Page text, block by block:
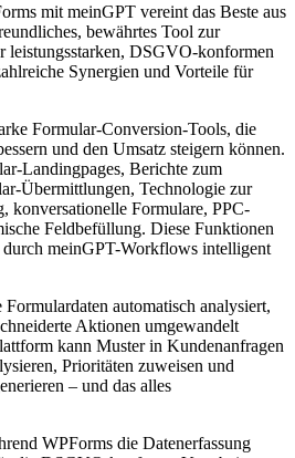
mit meinGPT vereint das Beste aus
bewährtes Tool zur
leistungsstarken, DSGVO-konformen
Synergien und Vorteile für
Formular-Conversion-Tools, die
und den Umsatz steigern können.
Landingpages, Berichte zum
Übermittlungen, Technologie zur
konversationelle Formulare, PPC-
Feldbefüllung. Diese Funktionen
meinGPT-Workflows intelligent
automatisch analysiert,
Aktionen umgewandelt
kann Muster in Kundenanfragen
Prioritäten zuweisen und
– und das alles
WPForms die Datenerfassung